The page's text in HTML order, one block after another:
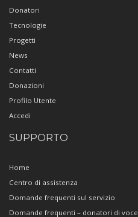
Donatori
Tecnologie
Progetti
News
Contatti
Donazioni
Profilo Utente
Accedi
SUPPORTO
Home
Centro di assistenza
Domande frequenti sul servizio
Domande frequenti – donatori di voce